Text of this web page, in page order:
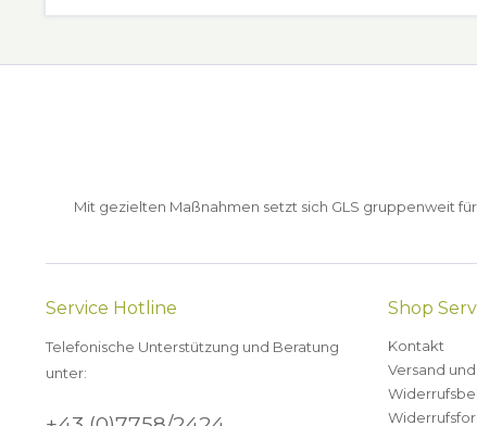
Mit gezielten Maßnahmen setzt sich GLS gruppenweit
Service Hotline
Telefonische Unterstützung und Beratung
unter:
Shop
Kontakt
Versand